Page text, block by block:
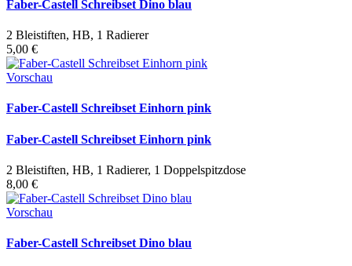
Faber-Castell Schreibset Dino blau
2 Bleistiften, HB, 1 Radierer
5,00 €
Vorschau
Faber-Castell Schreibset Einhorn pink
Faber-Castell Schreibset Einhorn pink
2 Bleistiften, HB, 1 Radierer, 1 Doppelspitzdose
8,00 €
Vorschau
Faber-Castell Schreibset Dino blau